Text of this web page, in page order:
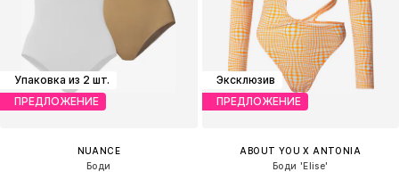
Упаковка из 2 шт.
ПРЕДЛОЖЕНИЕ
NUANCE
Боди
Эксклюзив
ПРЕДЛОЖЕНИЕ
ABOUT YOU X ANTONIA
Боди 'Elise'